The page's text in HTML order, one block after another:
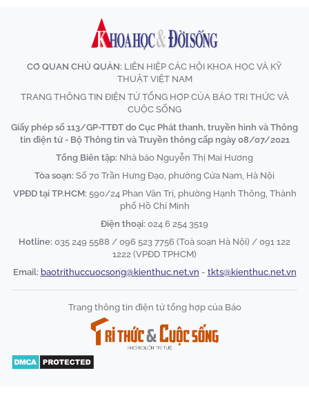
CƠ QUAN CHỦ QUẢN: LIÊN HIỆP CÁC HỘI KHOA HỌC VÀ KỸ
THUẬT VIỆT NAM
TRANG THÔNG TIN ĐIỆN TỬ TỔNG HỢP CỦA BÁO TRI THỨC VÀ
CUỘC SỐNG
Giấy phép số 113/GP-TTĐT do Cục Phát thanh, truyền hình và Thông
tin điện tử - Bộ Thông tin và Truyền thông cấp ngày 08/07/2021
Tổng Biên tập: Nhà báo Nguyễn Thị Mai Hương
Tòa soạn: Số 70 Trần Hưng Đạo, phường Cửa Nam, Hà Nội
VPĐD tại TP.HCM: 590/24 Phan Văn Trị, phường Hạnh Thông, Thành
phố Hồ Chí Minh
Điện thoại: 024 6 254 3519
Hotline: 035 249 5588 / 096 523 7756 (Toà soạn Hà Nội) / 091 122
1222 (VPĐD TPHCM)
Email: baotrithuccuocsong@kienthuc.net.vn - tkts@kienthuc.net.vn
Trang thông tin điện tử tổng hợp của Báo